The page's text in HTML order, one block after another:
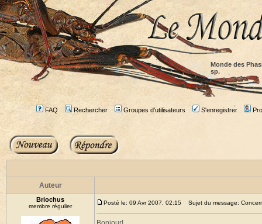
Monde des
sp.
FAQ Rechercher Groupes d'utilisateurs S'enregistrer
Auteur
Briochus
membre régulier
Posté le: 09 Avr 2007, 02:15 Sujet du message: